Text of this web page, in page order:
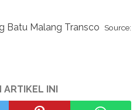
Source:
ARTIKEL INI